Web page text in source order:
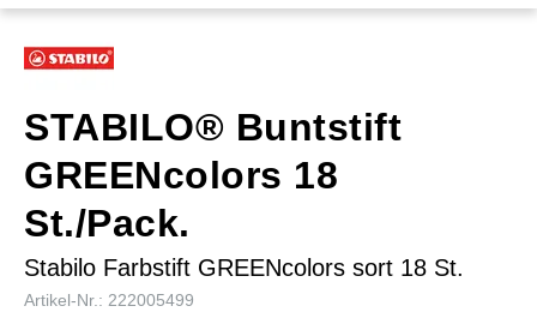
STABILO® Buntstift
GREENcolors 18
St./Pack.
Stabilo Farbstift GREENcolors sort 18 St.
Artikel-Nr.: 222005499